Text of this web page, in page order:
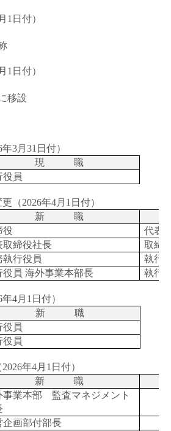
月 1 日付）
月 1 日付）
移設
年3月 31 日付）
現 職
役員
更（2026年4月 1 日付）
新 職
役
代表
取締役社長
取締
執行役員
執行
役員 海外事業本部長 執行
年4月 1 日付）
新 職
役員
役員
2026年4月 1 日付）
新 職
事業本部 監査マネジメント
企画部付部長